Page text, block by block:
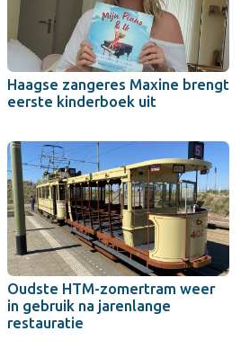
Haagse zangeres Maxine brengt
eerste kinderboek uit
Oudste HTM-zomertram weer
in gebruik na jarenlange
restauratie